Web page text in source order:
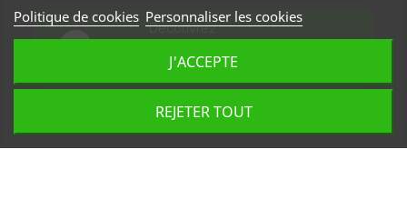
Découvrez
Accédez à nos articles
Politique de cookies Personnaliser les cookies
REJETER TOUT
J'ACCEPTE
Tous droits réservés, MD Ouest © 2026